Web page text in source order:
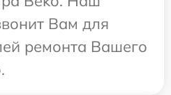
Вам для
ремонта Вашего